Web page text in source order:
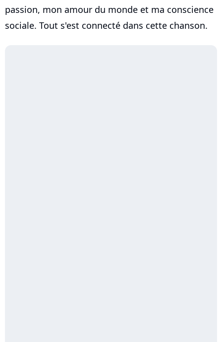
passion, mon amour du monde et ma conscience
sociale. Tout s'est connecté dans cette chanson.